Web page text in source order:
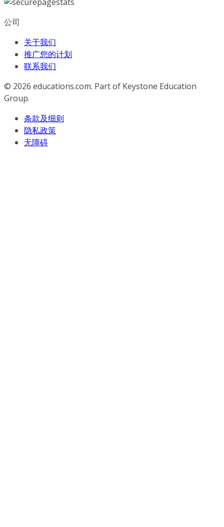
公司
关于我们
推广您的计划
联系我们
© 2026 educations.com. Part of Keystone Education
Group.
条款及细则
隐私政策
无障碍